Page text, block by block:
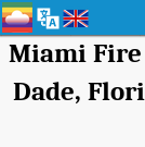
Miami
Dade,